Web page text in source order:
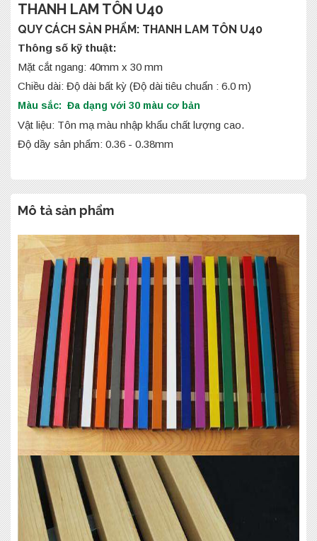
THANH LAM TÔN U40
QUY CÁCH SẢN PHẨM: THANH LAM TÔN U40
Thông số kỹ thuật:
Mặt cắt ngang: 40mm x 30 mm
Chiều dài: Độ dài bất kỳ (Độ dài tiêu chuẩn : 6.0 m)
Màu sắc: Đa dạng với 30 màu cơ bản
Vật liệu: Tôn mạ màu nhập khẩu chất lượng cao.
Độ dầy sản phẩm: 0.36 - 0.38mm
Mô tả sản phẩm